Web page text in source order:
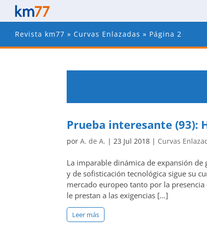
Revista km77 » Curvas Enlazadas » Página 2
Prueba interesante (93):
porA. de A. |23 Jul 2018 | Curvas
La imparable dinámica de expansión
y de sofisticación tecnológica sigue su
mercado europeo tanto por la
le prestan a las exigencias […]
Leer más